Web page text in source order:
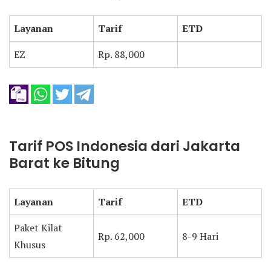
Layanan Tarif
ETD
EZ
Rp. 88,000
Tarif POS Indonesia dari Jakarta
Barat ke Bitung
Layanan Tarif
ETD
Paket Kilat
Khusus
Rp. 62,000 8-9 Hari